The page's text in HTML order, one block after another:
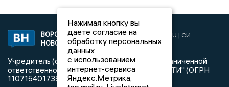
ВОРОНЕЖСКИЕ
НОВОСТИ
2019 © VORONEZHNEWS.RU | СИ
«Воронежские новости»
Учредитель (соучредители): Общество с ограниченной
ответственностью "РЕГИОНАЛЬНЫЕ НОВОСТИ" (ОГРН
1107154017354)
Нажимая кнопку вы
даете согласие на
обработку персональных
данных
с использованием
интернет-сервиса
Яндекс.Метрика,